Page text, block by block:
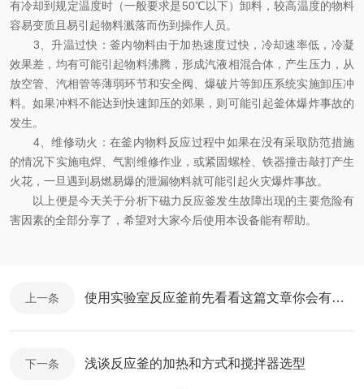
有冷却到规定温度时（一般要求是50℃以下）卸料，较高温度的物料
容易变质且易引起物料溅落而伤到操作人员。
3、升温过快：釜内物料由于加热速度过快，冷却速率低，冷凝
效果差，均有可能引起物料沸腾，形成汽液相混合体，产生压力，从
放空管、汽相管等薄弱环节和安全阀、爆破片等卸压系统实施卸压冲
料。如果冲料不能达到快速卸压的郊果，则可能引起釜体爆炸事故的
发生。
4、维修动火：在釜内物料反应过程中如果在没有采取防范措施
的情况下实施电焊、气割维修作业，或紧固螺栓、铁器撞击敲打产生
火花，一旦遇到易燃易爆的泄漏物料就可能引起火灾爆炸事故。
以上便是今天关于分析下磁力反应釜发生故障出现的主要危险有
害因素的全部分享了，希望对大家今后使用本设备能有帮助。
上一条 使用实验室反应釜前先看看这篇文章你会有收获
下一条 浅谈反应釜的加热和方式和搅拌器选型